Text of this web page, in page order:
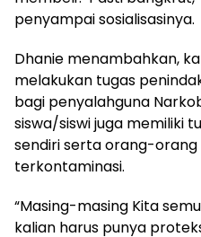
penyampai sosialisasinya.
Dhanie menambahkan,
melakukan tugas
bagi penyalahguna
siswa/siswi juga memiliki
sendiri serta orang-
terkontaminasi.
“Masing-masing Kita
kalian harus punya